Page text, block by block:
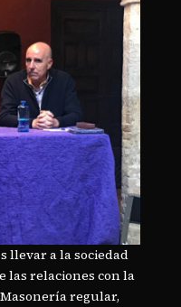
llevar a la sociedad
las relaciones con la
regular,